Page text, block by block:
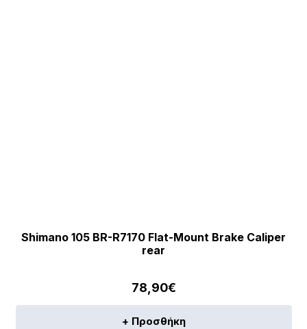
Shimano 105 BR-R7170 Flat-Mount Brake Caliper
rear
78,90€
+ Προσθήκη